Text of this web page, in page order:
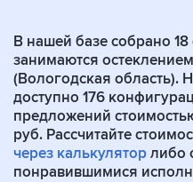
В нашей базе собрано 18
занимаются
(Вологодская область).
доступно 176
предложений
руб. Рассчитайте
через калькуляторлибо
понравившимися